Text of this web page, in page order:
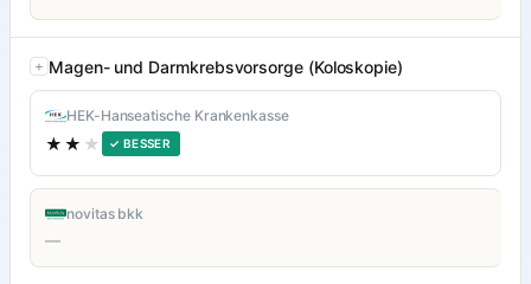
Magen- und Darmkrebsvorsorge (Koloskopie)
HEK-Hanseatische Krankenkasse
★★ ★ ✓ BESSER
novitas bkk
—